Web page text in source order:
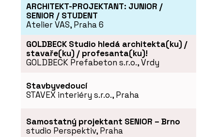
Secesní byt na nábřeží
ARCHITEKT-PROJEKTANT: JUNIOR /
SENIOR / STUDENT
Atelier VAS, Praha 6
GOLDBECK Studio hledá architekta(ku) /
stavaře(ku) / profesanta(ku)!
GOLDBECK Prefabeton s.r.o., Vrdy
Stavbyvedoucí
STAVEX interiéry s.r.o., Praha
Samostatný projektant SENIOR – Brno
studio Perspektiv, Praha